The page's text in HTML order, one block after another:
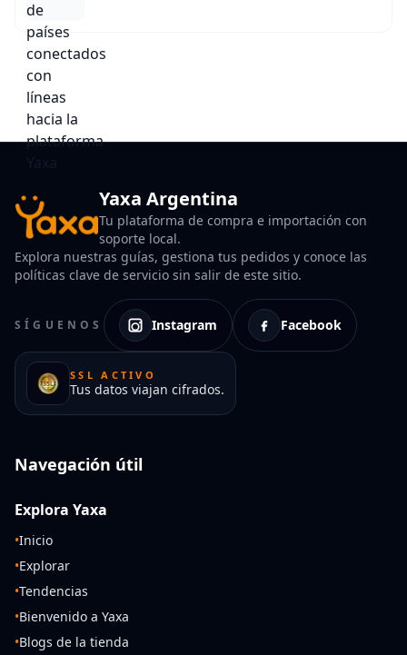
Yaxa Argentina
Tu plataforma de compra e importación con
soporte local.
Explora nuestras guías, gestiona tus pedidos y conoce las
políticas clave de servicio sin salir de este sitio.
SÍGUENOS Instagram Facebook
SSL ACTIVO
Tus datos viajan cifrados.
Navegación útil
Explora Yaxa
•Inicio
•Explorar
•Tendencias
•Bienvenido a Yaxa
•Blogs de la tienda